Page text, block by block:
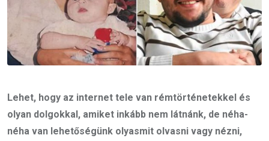
Lehet, hogy az internet tele van rémtörténetekkel és
olyan dolgokkal, amiket inkább nem látnánk, de néha-
néha van lehetőségünk olyasmit olvasni vagy nézni,